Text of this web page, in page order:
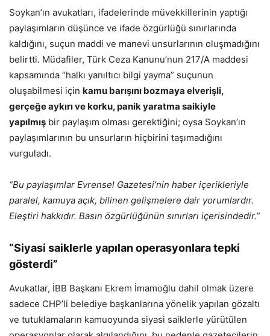
Soykan’ın avukatları, ifadelerinde müvekkillerinin yaptığı
paylaşımların düşünce ve ifade özgürlüğü sınırlarında
kaldığını, suçun maddi ve manevi unsurlarının oluşmadığını
belirtti. Müdafiler, Türk Ceza Kanunu’nun 217/A maddesi
kapsamında “halkı yanıltıcı bilgi yayma” suçunun
oluşabilmesi için kamu barışını bozmaya elverişli,
gerçeğe aykırı ve korku, panik yaratma saikiyle
yapılmış bir paylaşım olması gerektiğini; oysa Soykan’ın
paylaşımlarının bu unsurların hiçbirini taşımadığını
vurguladı.
“Bu paylaşımlar Evrensel Gazetesi’nin haber içerikleriyle
paralel, kamuya açık, bilinen gelişmelere dair yorumlardır.
Eleştiri hakkıdır. Basın özgürlüğünün sınırları içerisindedir.”
“Siyasi saiklerle yapılan operasyonlara tepki
gösterdi”
Avukatlar, İBB Başkanı Ekrem İmamoğlu dahil olmak üzere
sadece CHP’li belediye başkanlarına yönelik yapılan gözaltı
ve tutuklamaların kamuoyunda siyasi saiklerle yürütülen